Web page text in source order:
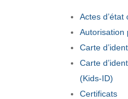
Actes d’état
Autorisation
Carte
Carte
(Kids-ID)
Certificats